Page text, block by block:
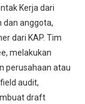
Kerja dari
dan anggota,
dari KAP. Tim
melakukan
perusahaan atau
audit,
draft